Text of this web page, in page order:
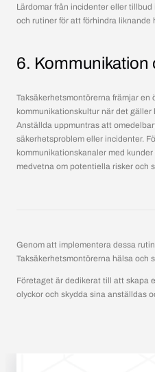
Lärdomar från incidenter eller
och rutiner för att förhindra liknande
6. Kommunikation
Taksäkerhetsmontörerna främjar en
kommunikationskultur när det gäller
Anställda uppmuntras att
säkerhetsproblem eller incidenter.
kommunikationskanaler med
medvetna om potentiella risker och
Genom att implementera dessa
Taksäkerhetsmontörerna hälsa och
Företaget är dedikerat till att skapa
olyckor och skydda sina anställdas